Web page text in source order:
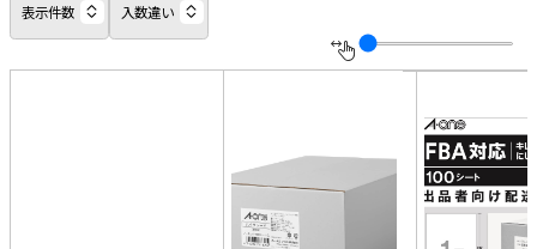
す
表示件数 入数違い
2
1